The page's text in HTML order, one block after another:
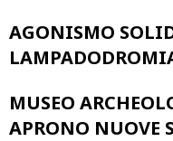
AGONISMO
MUSEO
APRONO NUOVE